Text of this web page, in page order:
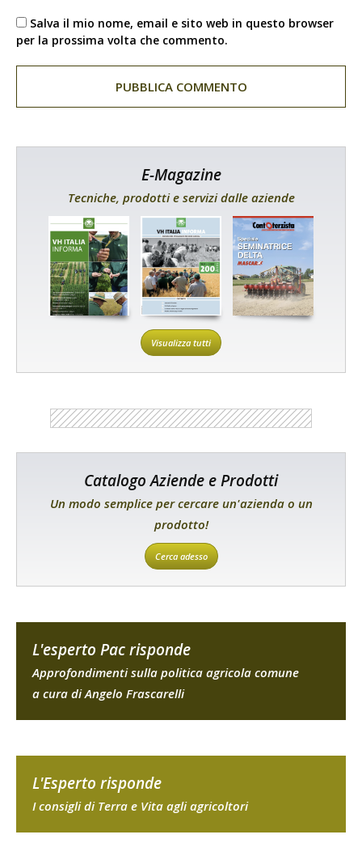
Salva il mio nome, email e sito web in questo browser
per la prossima volta che commento.
E-Magazine
Tecniche, prodotti e servizi dalle aziende
Visualizza tutti
Catalogo Aziende e Prodotti
Un modo semplice per cercare un'azienda o un
prodotto!
Cerca adesso
L'esperto Pac risponde
Approfondimenti sulla politica agricola comune
a cura di Angelo Frascarelli
L'Esperto risponde
I consigli di Terra e Vita agli agricoltori